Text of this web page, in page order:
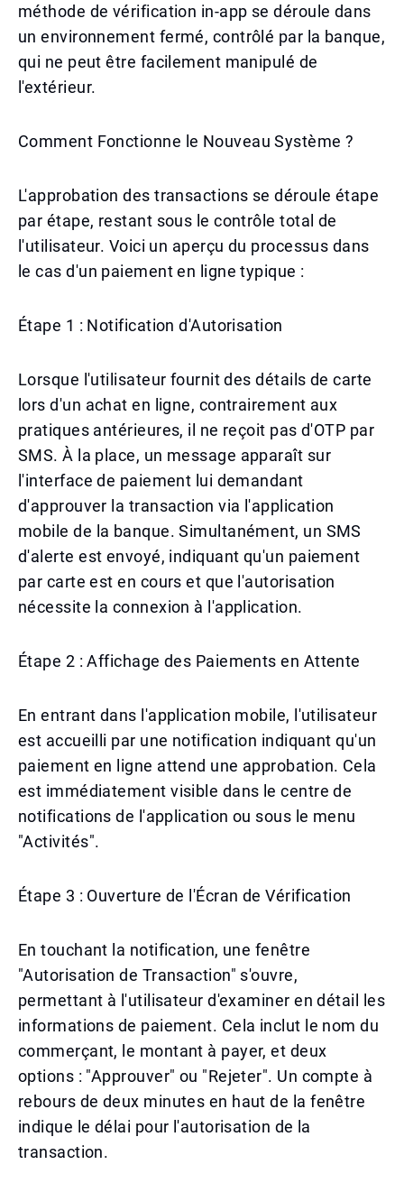
méthode de vérification in-app se déroule dans
un environnement fermé, contrôlé par la banque,
qui ne peut être facilement manipulé de
l'extérieur.
Comment Fonctionne le Nouveau Système ?
L'approbation des transactions se déroule étape
par étape, restant sous le contrôle total de
l'utilisateur. Voici un aperçu du processus dans
le cas d'un paiement en ligne typique :
Étape 1 : Notification d'Autorisation
Lorsque l'utilisateur fournit des détails de carte
lors d'un achat en ligne, contrairement aux
pratiques antérieures, il ne reçoit pas d'OTP par
SMS. À la place, un message apparaît sur
l'interface de paiement lui demandant
d'approuver la transaction via l'application
mobile de la banque. Simultanément, un SMS
d'alerte est envoyé, indiquant qu'un paiement
par carte est en cours et que l'autorisation
nécessite la connexion à l'application.
Étape 2 : Affichage des Paiements en Attente
En entrant dans l'application mobile, l'utilisateur
est accueilli par une notification indiquant qu'un
paiement en ligne attend une approbation. Cela
est immédiatement visible dans le centre de
notifications de l'application ou sous le menu
"Activités".
Étape 3 : Ouverture de l'Écran de Vérification
En touchant la notification, une fenêtre
"Autorisation de Transaction" s'ouvre,
permettant à l'utilisateur d'examiner en détail les
informations de paiement. Cela inclut le nom du
commerçant, le montant à payer, et deux
options : "Approuver" ou "Rejeter". Un compte à
rebours de deux minutes en haut de la fenêtre
indique le délai pour l'autorisation de la
transaction.